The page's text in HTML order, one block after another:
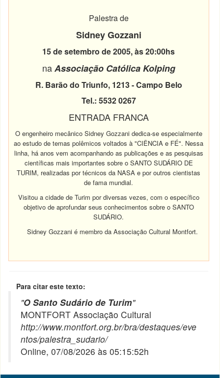
Palestra de
Sidney Gozzani
15 de setembro de 2005, às 20:00hs
naAssociação Católica Kolping
R. Barão do Triunfo, 1213 - Campo Belo
Tel.: 5532 0267
ENTRADA FRANCA
O engenheiro mecânico Sidney Gozzani dedica-se especialmente
ao estudo de temas polêmicos voltados à "CIÊNCIA e FÉ". Nessa
linha, há anos vem acompanhando as publicações e as pesquisas
científicas mais importantes sobre o SANTO SUDÁRIO DE
TURIM, realizadas por técnicos da NASA e por outros cientistas
de fama mundial.
Visitou a cidade de Turim por diversas vezes, com o específico
objetivo de aprofundar seus conhecimentos sobre o SANTO
SUDÁRIO.
Sidney Gozzani é membro da Associação Cultural Montfort.
Para citar este texto:
"O Santo Sudário de Turim"
MONTFORT Associação Cultural
http://www.montfort.org.br/bra/destaques/eve
ntos/palestra_sudario/
Online, 07/08/2026 às 05:15:52h